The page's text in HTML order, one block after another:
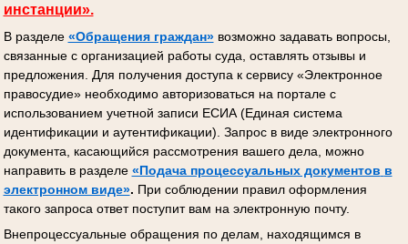
инстанции».
В разделе «Обращения граждан»возможно задавать вопросы,
связанные с организацией работы суда, оставлять отзывы и
предложения. Для получения доступа к сервису «Электронное
правосудие» необходимо авторизоваться на портале с
использованием учетной записи ЕСИА (Единая система
идентификации и аутентификации). Запрос в виде электронного
документа, касающийся рассмотрения вашего дела, можно
направить в разделе «Подача процессуальных документов в
электронном виде». При соблюдении правил оформления
такого запроса ответ поступит вам на электронную почту.
Внепроцессуальные обращения по делам, находящимся в